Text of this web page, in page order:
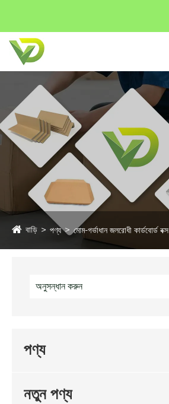
বাড়ি পণ্য মোম-গর্ভাধান জলরোধী কার্ডবোর্ড বক্স
পণ্য
নতুন পণ্য